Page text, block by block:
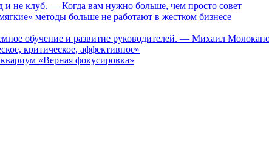
и не клуб. — Когда вам нужно больше, чем просто совет
методы больше не работают в жестком бизнесе
обучение и развитие руководителей. — Михаил
критическое, аффективное»
«Верная фокусировка»